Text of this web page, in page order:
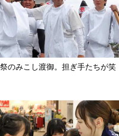
のみこし渡御。担ぎ手たちが笑